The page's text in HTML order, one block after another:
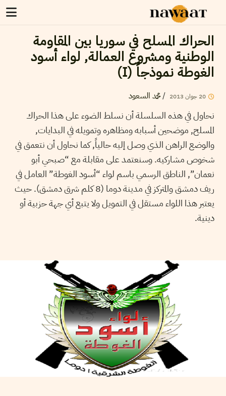
الحراك المسلح في سوريا بين المقاومة
الوطنية ومشروع العمالة, لواء أسود
الغوطة نموذجاً (I)
20 جوان 2013
/محمد السعود
نحاول في هذه السلسلة أن نسلط الضوء على هذا الحراك
المسلح, موضحين أسبابه ومظاهره وتمويله في البدايات,
والوضع الراهن الذي وصل إليه حالياً, كما نحاول أن نتعمق في
شخوص مشاركيه. وسنعتمد على مقابلة مع “صبحي أبو
نعمان”, الناطق الرسمي باسم لواء “أسود الغوطة” العامل في
ريف دمشق والمتركز في مدينة دوما (8 كلم شرق دمشق). حيث
يعتبر هذا اللواء مستقل في التمويل ولا يتبع أي جهة حزبية أو
دينية.